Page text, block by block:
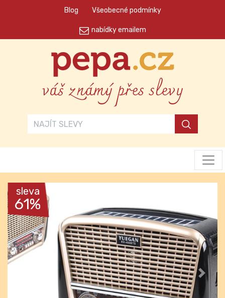
Blog Všeobecné podmínky
nabídky emailem
váš známý přes slevy
sleva
61%
Next